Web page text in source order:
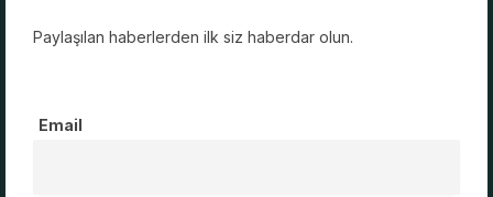
Paylaşılan haberlerden ilk siz haberdar olun.
Email